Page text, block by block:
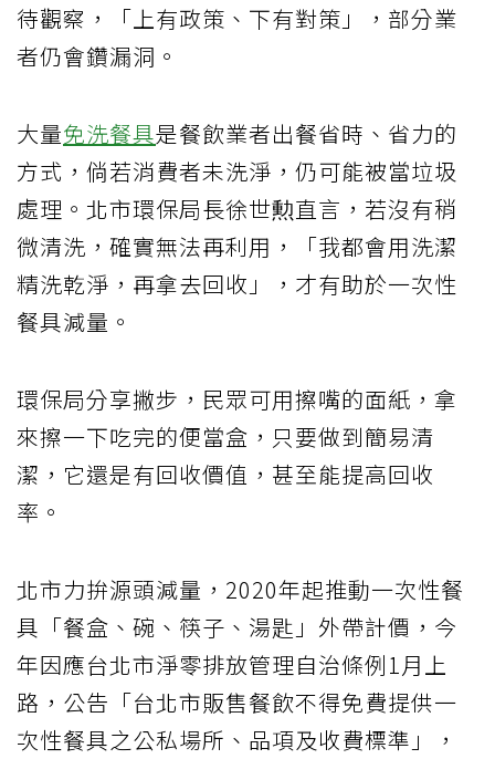
待觀察，「上有政策、下有對策」，部分業
者仍會鑽漏洞。
大量免洗餐具是餐飲業者出餐省時、省力的
方式，倘若消費者未洗淨，仍可能被當垃圾
處理。北市環保局長徐世勲直言，若沒有稍
微清洗，確實無法再利用，「我都會用洗潔
精洗乾淨，再拿去回收」，才有助於一次性
餐具減量。
環保局分享撇步，民眾可用擦嘴的面紙，拿
來擦一下吃完的便當盒，只要做到簡易清
潔，它還是有回收價值，甚至能提高回收
率。
北市力拚源頭減量，2020年起推動一次性餐
具「餐盒、碗、筷子、湯匙」外帶計價，今
年因應台北市淨零排放管理自治條例1月上
路，公告「台北市販售餐飲不得免費提供一
次性餐具之公私場所、品項及收費標準」，